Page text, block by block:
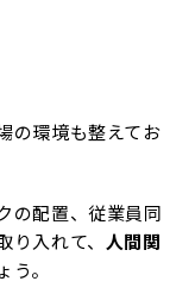
の環境も整えてお
の配置、従業員同
入れて、 人間関
。